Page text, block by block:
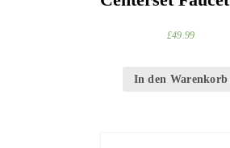
£49.99
In den Warenkorb